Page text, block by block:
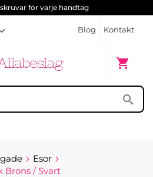
för varje handtag
Blog Kontakt
shopping_cart
Min
search
Esor
Brons / Svart